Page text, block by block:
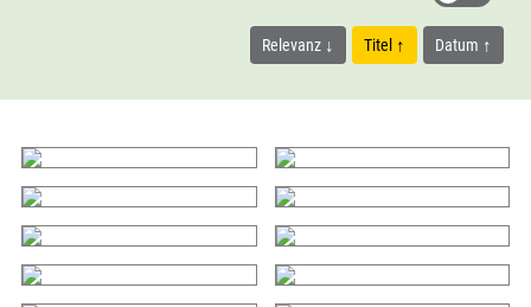
Relevanz Titel Datum